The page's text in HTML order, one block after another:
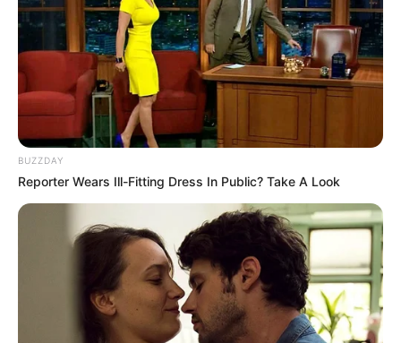
BUZZDAY
Reporter Wears Ill-Fitting Dress In Public? Take A Look